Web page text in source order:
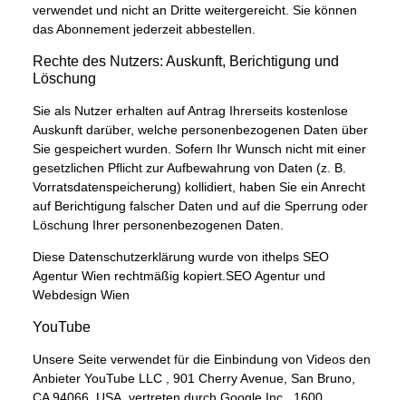
verwendet und nicht an Dritte weitergereicht. Sie können
das Abonnement jederzeit abbestellen.
Rechte des Nutzers: Auskunft, Berichtigung und
Löschung
Sie als Nutzer erhalten auf Antrag Ihrerseits kostenlose
Auskunft darüber, welche personenbezogenen Daten über
Sie gespeichert wurden. Sofern Ihr Wunsch nicht mit einer
gesetzlichen Pflicht zur Aufbewahrung von Daten (z. B.
Vorratsdatenspeicherung) kollidiert, haben Sie ein Anrecht
auf Berichtigung falscher Daten und auf die Sperrung oder
Löschung Ihrer personenbezogenen Daten.
Diese Datenschutzerklärung wurde von ithelps SEO
Agentur Wien rechtmäßig kopiert.SEO Agentur und
Webdesign Wien
YouTube
Unsere Seite verwendet für die Einbindung von Videos den
Anbieter YouTube LLC , 901 Cherry Avenue, San Bruno,
CA 94066, USA, vertreten durch Google Inc., 1600